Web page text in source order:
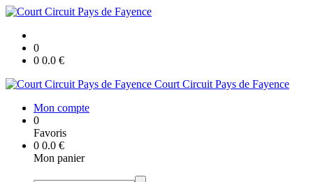
0
0 0.0 €
Court Circuit Pays de Fayence
Mon compte
0
Favoris
0 0.0 €
Mon panier